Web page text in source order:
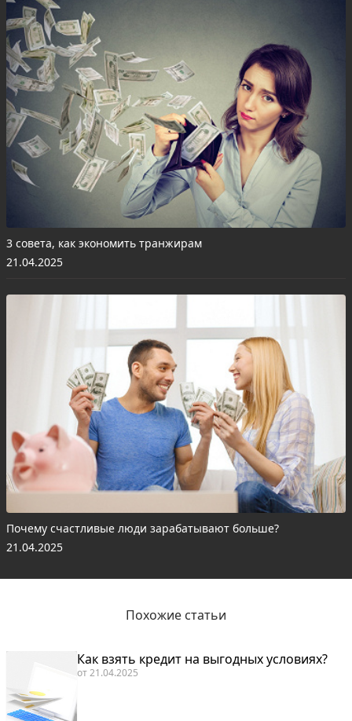
3 совета, как экономить транжирам
21.04.2025
Почему счастливые люди зарабатывают больше?
21.04.2025
Похожие статьи
Как взять кредит на выгодных условиях?
от21.04.2025